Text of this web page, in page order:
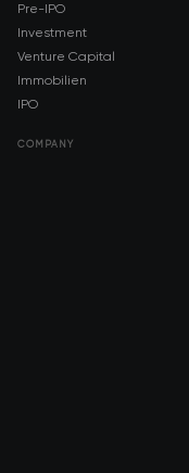
Pre-IPO
Investment
Venture Capital
Immobilien
IPO
COMPANY